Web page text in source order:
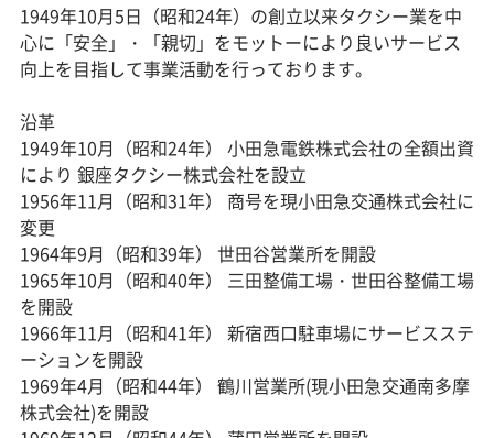
1949年10月5日（昭和24年）の創立以来タクシー業を中
心に「安全」・「親切」をモットーにより良いサービス
向上を目指して事業活動を行っております。
沿革
1949年10月（昭和24年） 小田急電鉄株式会社の全額出資
により 銀座タクシー株式会社を設立
1956年11月（昭和31年） 商号を現小田急交通株式会社に
変更
1964年9月（昭和39年） 世田谷営業所を開設
1965年10月（昭和40年） 三田整備工場・世田谷整備工場
を開設
1966年11月（昭和41年） 新宿西口駐車場にサービスステ
ーションを開設
1969年4月（昭和44年） 鶴川営業所(現小田急交通南多摩
株式会社)を開設